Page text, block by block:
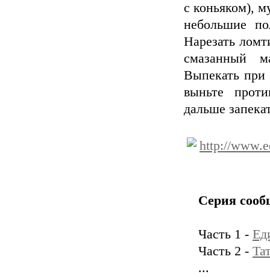
с коньяком),
небольшие
Нарезать
смазанный
Выпекать при
выньте
дальше
http://
Серия
Часть 1 -
Часть 2 -
...